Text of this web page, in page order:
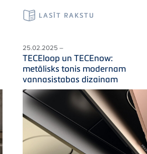
LASĪT RAKSTU
25.02.2025 –
TECEloop un TECEnow:
metālisks tonis modernam
vannasistabas dizainam